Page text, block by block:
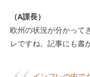
（A課長）
欧州の状況が分かって
レですね。記事にも書